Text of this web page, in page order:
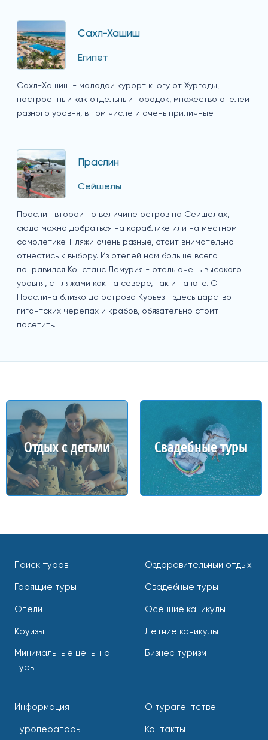
Сахл-Хашиш
Египет
Сахл-Хашиш - молодой курорт к югу от Хургады,
построенный как отдельный городок, множество отелей
разного уровня, в том числе и очень приличные
Праслин
Сейшелы
Праслин второй по величине остров на Сейшелах,
сюда можно добраться на кораблике или на местном
самолетике. Пляжи очень разные, стоит внимательно
отнестись к выбору. Из отелей нам больше всего
понравился Констанс Лемурия - отель очень высокого
уровня, с пляжами как на севере, так и на юге. От
Праслина близко до острова Курьез - здесь царство
гигантских черепах и крабов, обязательно стоит
посетить.
Отдых с детьми Свадебные туры
Поиск туров
Горящие туры
Отели
Круизы
Минимальные цены на
туры
Оздоровительный отдых
Свадебные туры
Осенние каникулы
Летние каникулы
Бизнес туризм
Информация
Туроператоры
О турагентстве
Контакты